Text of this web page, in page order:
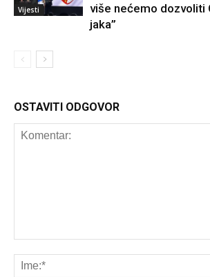
Vijesti
više nećemo dozvoliti
jaka”
OSTAVITI ODGOVOR